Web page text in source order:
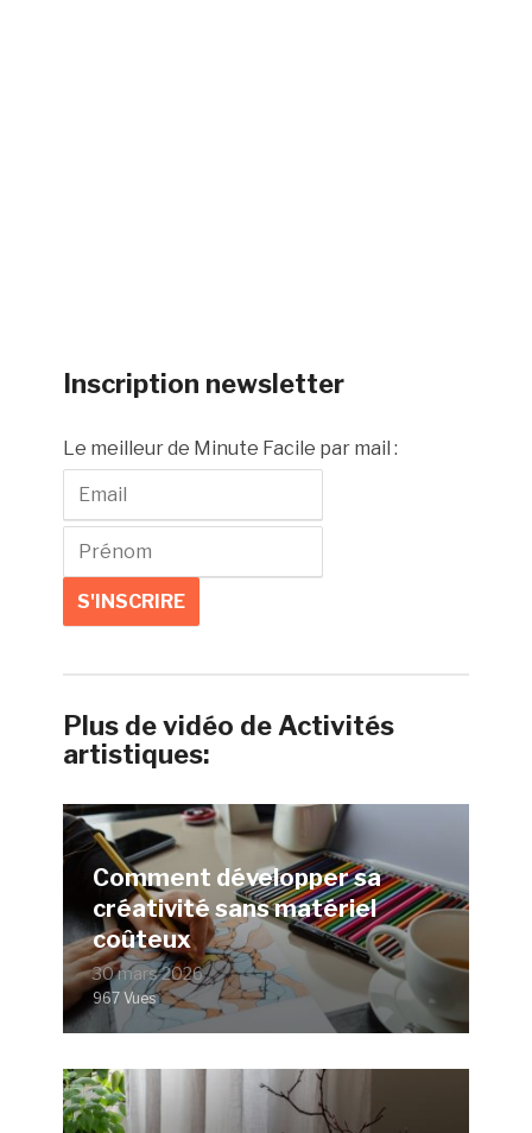
Inscription newsletter
Le meilleur de Minute Facile par mail :
Plus de vidéo de Activités
artistiques:
Comment développer sa
créativité sans matériel
coûteux
30 mars 2026
967 Vues